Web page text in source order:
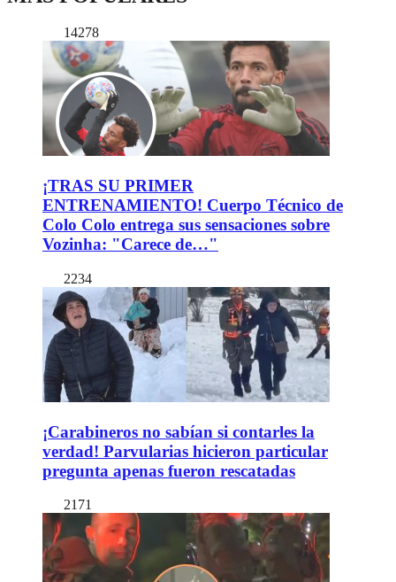
14278
¡TRAS SU PRIMER
ENTRENAMIENTO! Cuerpo Técnico de
Colo Colo entrega sus sensaciones sobre
Vozinha: "Carece de…"
2234
¡Carabineros no sabían si contarles la
verdad! Parvularias hicieron particular
pregunta apenas fueron rescatadas
2171